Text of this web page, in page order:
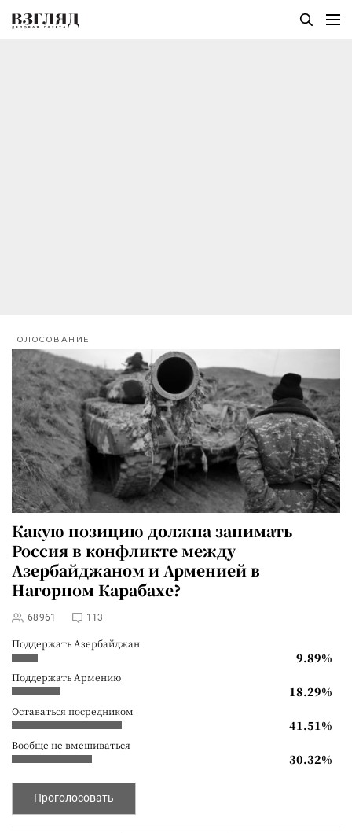
ГОЛОСОВАНИЕ
Какую позицию должна занимать
Россия в конфликте между
Азербайджаном и Арменией в
Нагорном Карабахе?
68961 113
Поддержать Азербайджан
9.89%
Поддержать Армению
18.29%
Оставаться посредником
41.51%
Вообще не вмешиваться
30.32%
Проголосовать